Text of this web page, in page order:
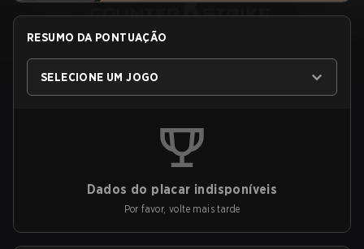
RESUMO DA PONTUAÇÃO
SELECIONE UM JOGO
Dados do placar indisponíveis
Por favor, volte mais tarde